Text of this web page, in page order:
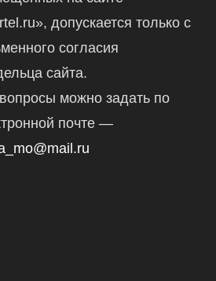
допускается только с
согласия
сайта.
можно задать по
почте —